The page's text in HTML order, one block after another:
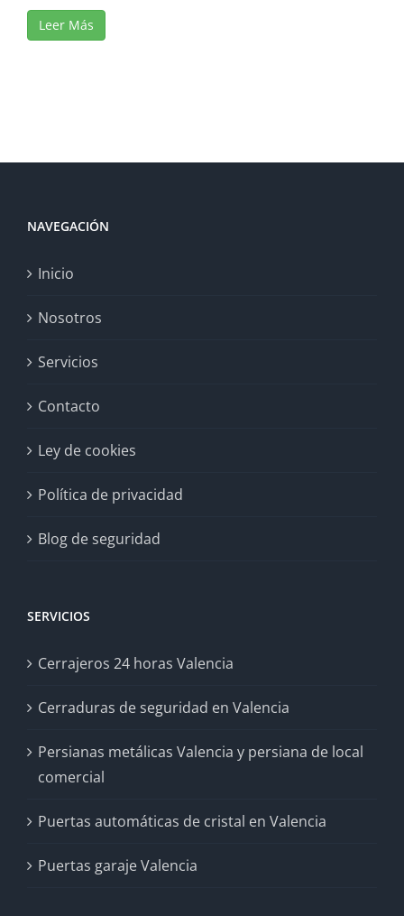
Leer Más
NAVEGACIÓN
Inicio
Nosotros
Servicios
Contacto
Ley de cookies
Política de privacidad
Blog de seguridad
SERVICIOS
Cerrajeros 24 horas Valencia
Cerraduras de seguridad en Valencia
Persianas metálicas Valencia y persiana de local
comercial
Puertas automáticas de cristal en Valencia
Puertas garaje Valencia